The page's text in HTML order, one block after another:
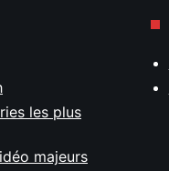
les plus
majeurs